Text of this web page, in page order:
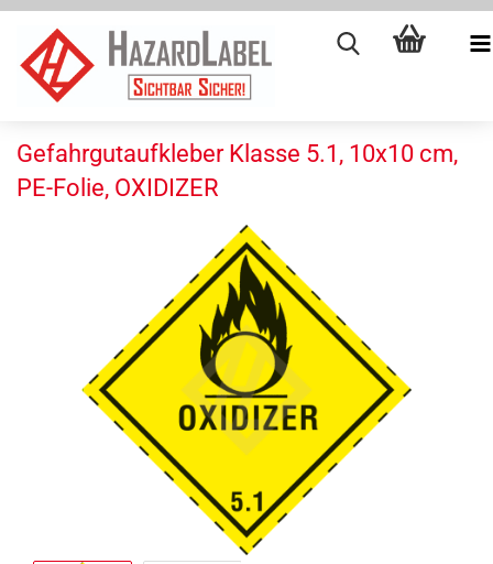
Gefahrgutaufkleber Klasse 5.1, 10x10 cm,
PE-Folie, OXIDIZER